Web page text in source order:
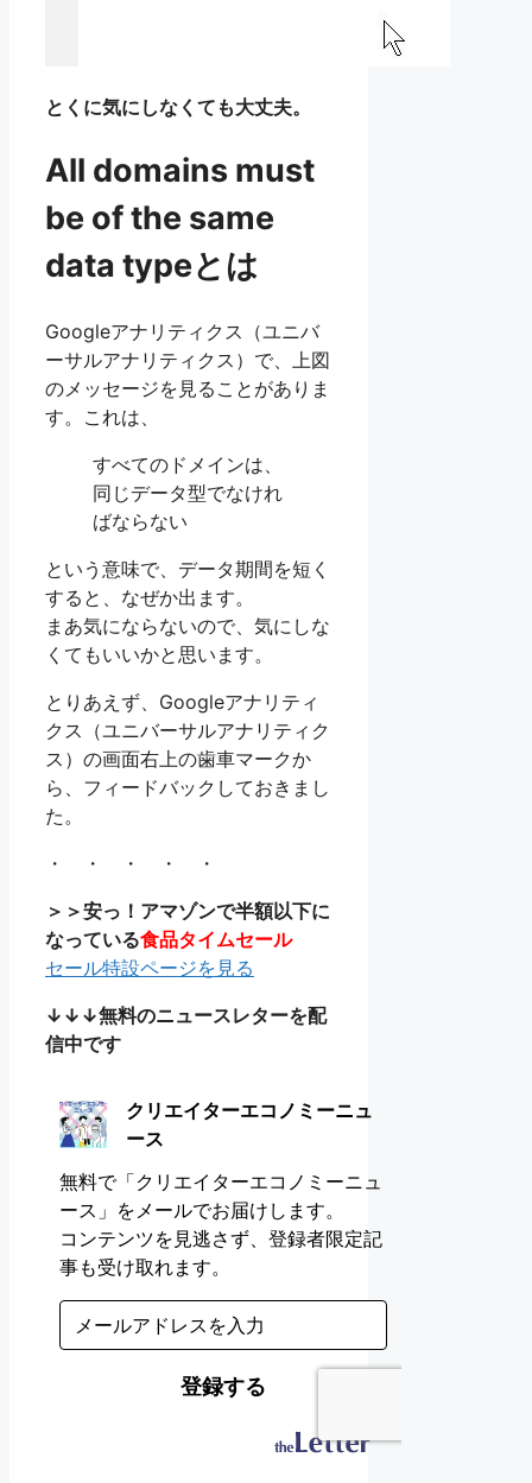
とくに気にしなくても大丈夫。
All domains must
be of the same
data typeとは
Googleアナリティクス（ユニバ
ーサルアナリティクス）で、上図
のメッセージを見ることがありま
す。これは、
すべてのドメインは、
同じデータ型でなけれ
ばならない
という意味で、データ期間を短く
すると、なぜか出ます。
まあ気にならないので、気にしな
くてもいいかと思います。
とりあえず、Googleアナリティ
クス（ユニバーサルアナリティク
ス）の画面右上の歯車マークか
ら、フィードバックしておきまし
た。
・ ・ ・ ・ ・
＞＞安っ！アマゾンで半額以下に
なっている食品タイムセール
セール特設ページを見る
↓↓↓無料のニュースレターを配
信中です